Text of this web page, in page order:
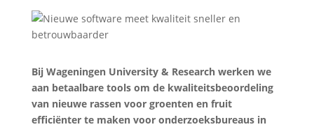
Bij Wageningen University & Research werken we
aan betaalbare tools om de kwaliteitsbeoordeling
van nieuwe rassen voor groenten en fruit
efficiënter te maken voor onderzoeksbureaus in